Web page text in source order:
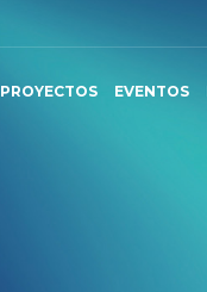
PROYECTOS EVENTOS